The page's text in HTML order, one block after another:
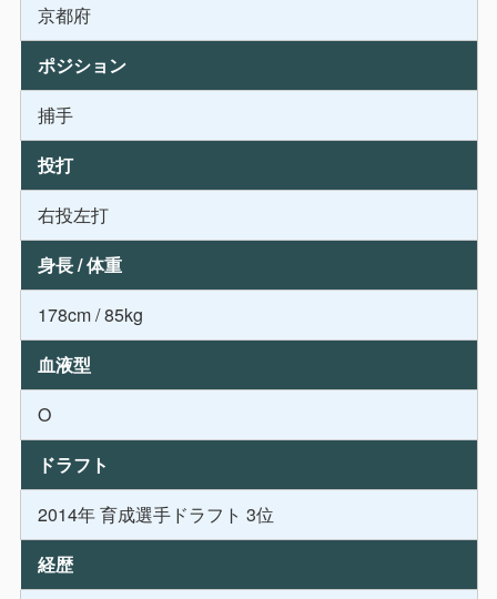
京都府
ポジション
捕手
投打
右投左打
身長 / 体重
178cm / 85kg
血液型
O
ドラフト
2014年 育成選手ドラフト 3位
経歴